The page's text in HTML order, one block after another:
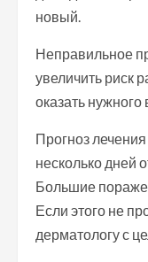
новый.
Неправильное
увеличить риск
оказать нужного
Прогноз
несколько дней
Большие
Если этого не
дерматологу с